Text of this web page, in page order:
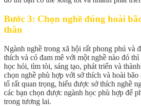
Bước 3: Chọn nghề đúng hoài
thân
Ngành nghề trong xã hội rất phong phú và
thích và có đam mê với một nghề nào đó
học hỏi, tìm tòi, sáng tạo, phát triển và
chọn nghề phù hợp với sở thích và hoài bão
tố rất quan trọng, hiểu được sở thích nghề
các bạn chọn được ngành học phù hợp để
trong tương lai.